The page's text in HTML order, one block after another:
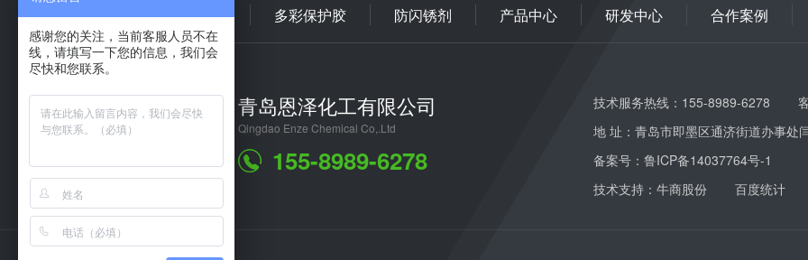
首 页 多彩乳液 多彩保护胶 防闪锈剂 产品中心 研发中心 合作案例
青岛恩泽化工有限公司
Qingdao Enze Chemical Co,.Ltd
155-8989-6278
技术服务热线：155-8989-6278
地 址：青岛市即墨区通济街道办事处
备案号： 鲁ICP备14037764号-1
技术支持：牛商股份
百度统计
感谢您的关注，当前客服人员不在
线，请填写一下您的信息，我们会
尽快和您联系。